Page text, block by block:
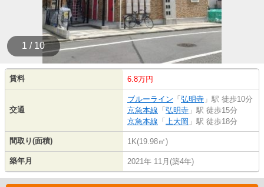
1 / 10
賃料 6.8万円
交通
ブルーライン 「 弘明寺 」駅 徒歩10分
京急本線 「 弘明寺 」駅 徒歩15分
京急本線 「 上大岡 」駅 徒歩18分
間取り(面積) 1K(19.98㎡)
築年月 2021年 11月(築4年)